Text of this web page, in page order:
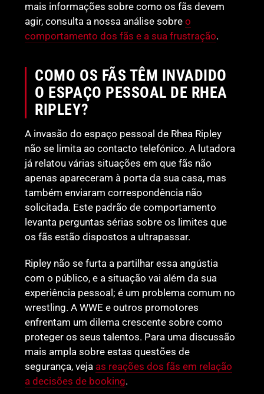
mais informações sobre como os fãs devem
agir, consulta a nossa análise sobreo
comportamento dos fãs e a sua frustração.
COMO OS FÃS TÊM INVADIDO
O ESPAÇO PESSOAL DE RHEA
RIPLEY?
A invasão do espaço pessoal de Rhea Ripley
não se limita ao contacto telefónico. A lutadora
já relatou várias situações em que fãs não
apenas apareceram à porta da sua casa, mas
também enviaram correspondência não
solicitada. Este padrão de comportamento
levanta perguntas sérias sobre os limites que
os fãs estão dispostos a ultrapassar.
Ripley não se furta a partilhar essa angústia
com o público, e a situação vai além da sua
experiência pessoal; é um problema comum no
wrestling. A WWE e outros promotores
enfrentam um dilema crescente sobre como
proteger os seus talentos. Para uma discussão
mais ampla sobre estas questões de
segurança, veja as reações dos fãs em relação
a decisões de booking.